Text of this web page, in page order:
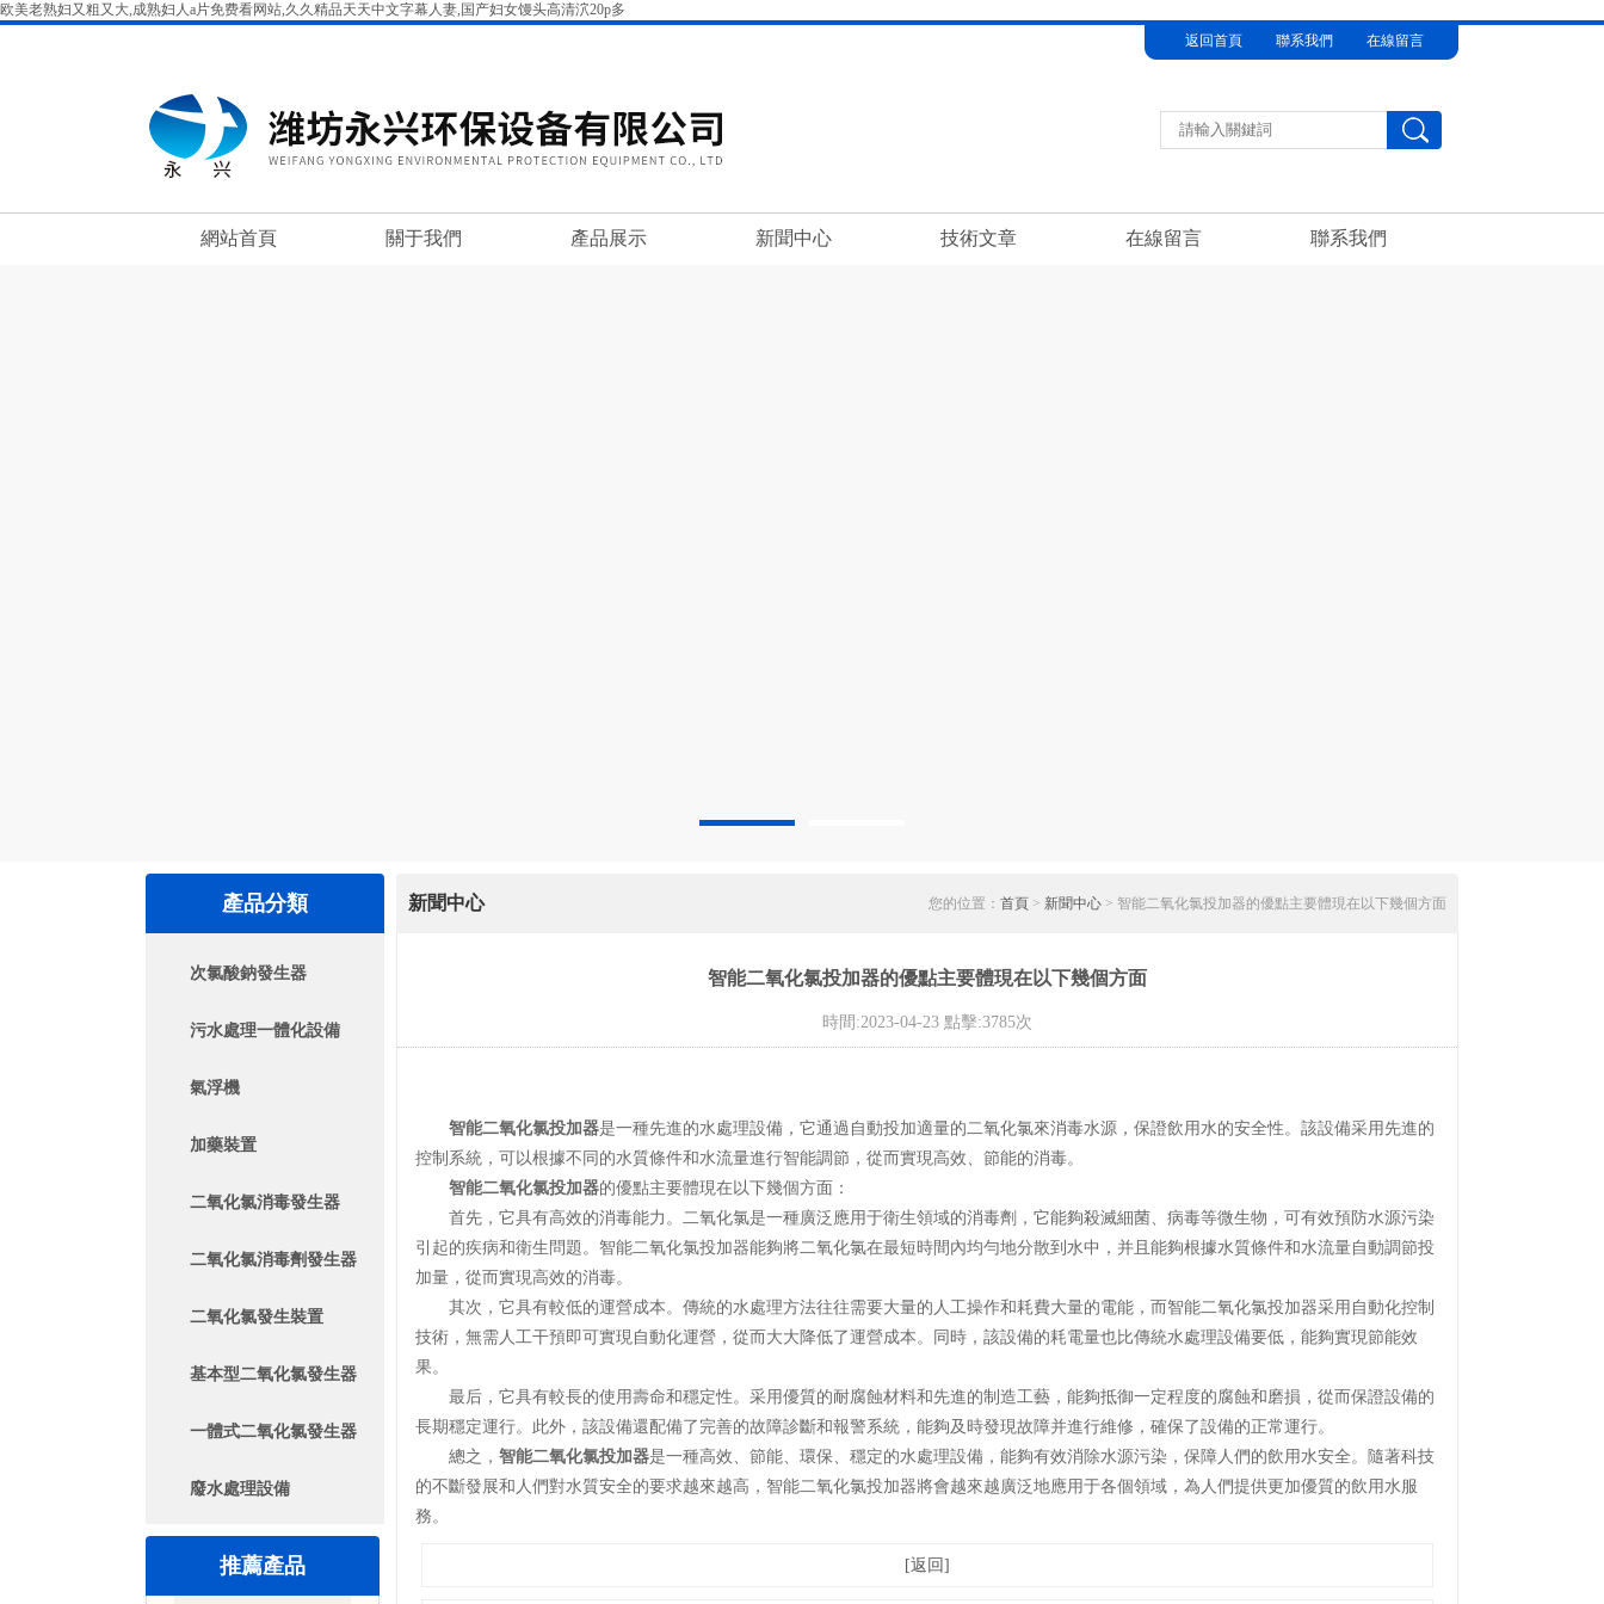
欧美老熟妇又粗又大,成熟妇人a片免费看网站,久久精品天天中文字幕人妻,国产妇女馒头高清泬20p多
返回首頁
聯系我們 在線留言
網站首頁 關于我們 產品展示 新聞中心 技術文章 在線留言 聯系我們
產品分類
次氯酸鈉發生器
污水處理一體化設備
氣浮機
加藥裝置
二氧化氯消毒發生器
二氧化氯消毒劑發生器
二氧化氯發生裝置
基本型二氧化氯發生器
一體式二氧化氯發生器
廢水處理設備
推薦產品
新聞中心 您的位置： 首頁 > 新聞中心 > 智能二氧化氯投加器的優點主要體現在以下幾個方面
智能二氧化氯投加器的優點主要體現在以下幾個方面
時間:2023-04-23 點擊:3785次
智能二氧化氯投加器是一種先進的水處理設備，它通過自動投加適量的二氧化氯來消毒水源，保證飲用水的安全性。該設備采用先進的
控制系統，可以根據不同的水質條件和水流量進行智能調節，從而實現高效、節能的消毒。
智能二氧化氯投加器的優點主要體現在以下幾個方面：
首先，它具有高效的消毒能力。二氧化氯是一種廣泛應用于衛生領域的消毒劑，它能夠殺滅細菌、病毒等微生物，可有效預防水源污染
引起的疾病和衛生問題。智能二氧化氯投加器能夠將二氧化氯在最短時間內均勻地分散到水中，并且能夠根據水質條件和水流量自動調節投
加量，從而實現高效的消毒。
其次，它具有較低的運營成本。傳統的水處理方法往往需要大量的人工操作和耗費大量的電能，而智能二氧化氯投加器采用自動化控制
技術，無需人工干預即可實現自動化運營，從而大大降低了運營成本。同時，該設備的耗電量也比傳統水處理設備要低，能夠實現節能效
果。
最后，它具有較長的使用壽命和穩定性。采用優質的耐腐蝕材料和先進的制造工藝，能夠抵御一定程度的腐蝕和磨損，從而保證設備的
長期穩定運行。此外，該設備還配備了完善的故障診斷和報警系統，能夠及時發現故障并進行維修，確保了設備的正常運行。
總之， 智能二氧化氯投加器是一種高效、節能、環保、穩定的水處理設備，能夠有效消除水源污染，保障人們的飲用水安全。隨著科技
的不斷發展和人們對水質安全的要求越來越高，智能二氧化氯投加器將會越來越廣泛地應用于各個領域，為人們提供更加優質的飲用水服
務。
[返回]